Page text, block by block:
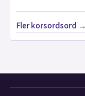
Fler korsordsord →